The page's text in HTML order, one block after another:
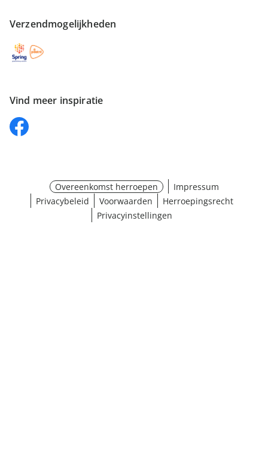
Verzendmogelijkheden
Vind meer inspiratie
Overeenkomst herroepen
Impressum
Privacybeleid
Voorwaarden
Herroepingsrecht
Privacyinstellingen